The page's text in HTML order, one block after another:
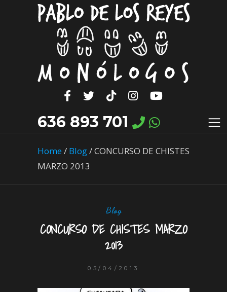
636 893 701
Home/ Blog/CONCURSO DE CHISTES
MARZO 2013
Blog
CONCURSO DE CHISTES MARZO
2013
05/04/2013